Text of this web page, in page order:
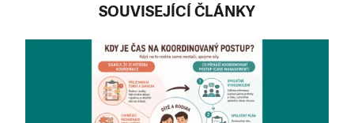
SOUVISEJÍCÍ ČLÁNKY